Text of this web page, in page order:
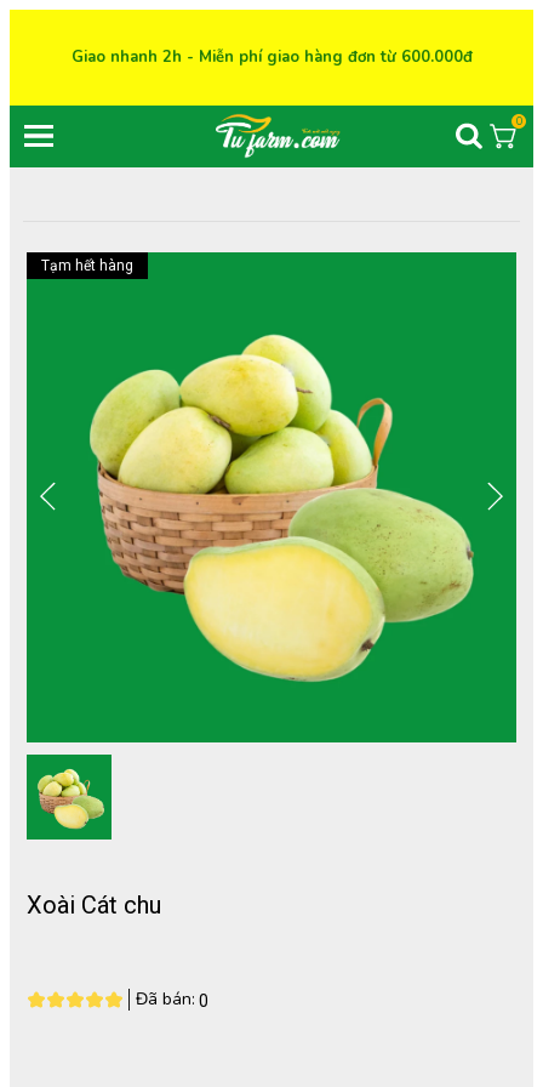
Giao nhanh 2h - Miễn phí giao hàng đơn từ 600.000đ
0
Xoài Cát chu
0
Đã bán:
Tạm hết hàng